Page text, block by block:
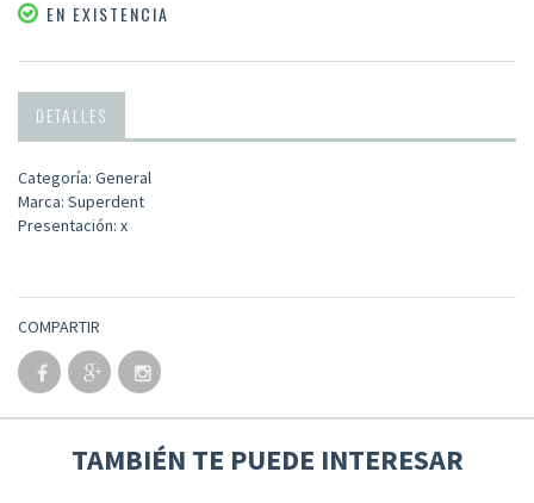
EN EXISTENCIA
DETALLES
Categoría: General
Marca: Superdent
Presentación: x
COMPARTIR
TAMBIÉN TE PUEDE INTERESAR